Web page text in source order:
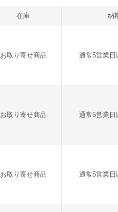
在庫 納
お取り寄せ商品 通常5営業日
お取り寄せ商品 通常5営業日
お取り寄せ商品 通常5営業日